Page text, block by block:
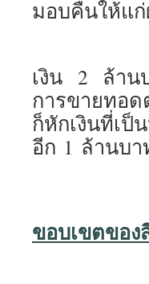
มอบคืนให้แก่
ตัวอย่าง
เงิน 2 ล้าน
การขายทอ
ก็หักเงินที่เ
อีก 1 ล้านบ
ขอบเขตขอ